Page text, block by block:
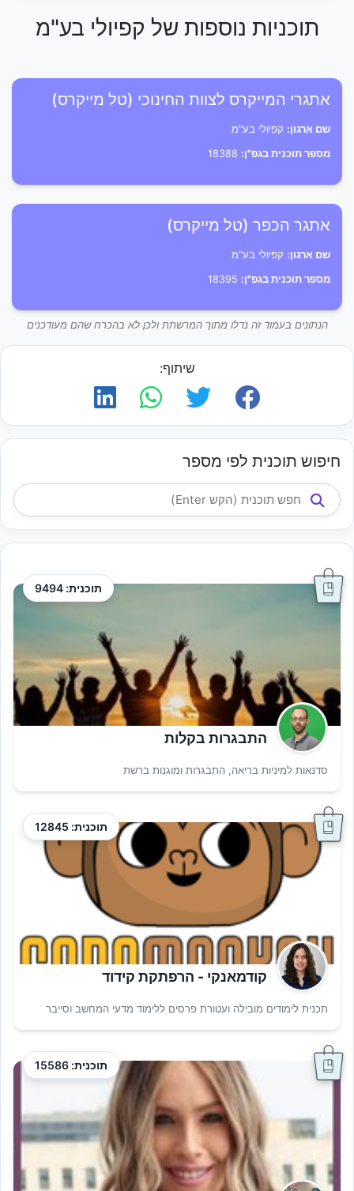
תוכניות נוספות של קפיולי בע"מ
אתגרי המייקרס לצוות החינוכי (טל מייקרס)
שם ארגון: קפיולי בע"מ
מספר תוכנית בגפ"ן:
אתגר הכפר (טל מייקרס)
שם ארגון: קפיולי בע"מ
מספר תוכנית בגפ"ן:
הנתונים בעמוד זה נדלו מתוך המרשתת ולכן לא בהכרח שהם מעודכנים
שיתוף:
חיפוש תוכנית לפי מספר
תוכנית: 9494
התבגרות בקלות
סדנאות למיניות בריאה, התבגרות ומוגנות ברשת
תוכנית: 12845
קודמאנקי - הרפתקת קידוד
תכנית לימודים מובילה ועטורת פרסים ללימוד מדעי המחשב וסייבר
תוכנית: 15586